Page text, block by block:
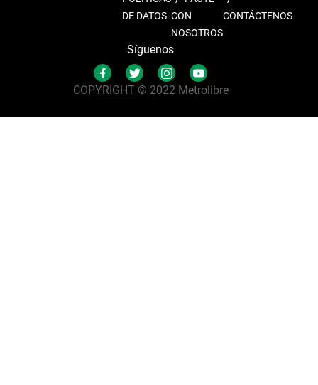
DE DATOS CON
NOSOTROS
CONTÁCTENOS
Síguenos
COPYRIGHT © 2022 Metrolibre